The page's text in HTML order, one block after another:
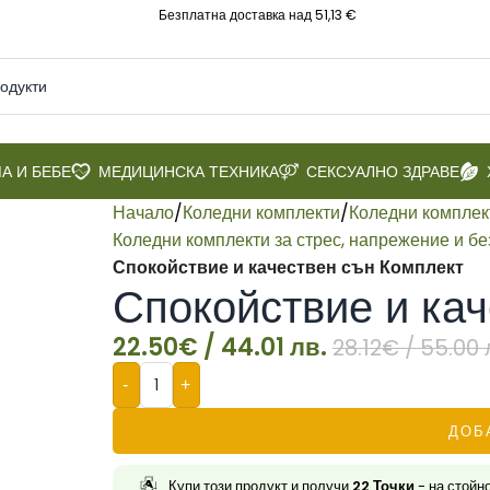
Безплатна доставка над 51,13 €
И БЕБЕ МЕДИЦИНСКА ТЕХНИКА СЕКСУАЛНО ЗДРАВЕ
Начало/Коледни комплекти/Коледни
Коледни комплекти за стрес, напрежение и
Спокойствие и качествен сън Комплект
Спокойствие и
22.50€ / 44.01 лв.28.12€/ 55.00
- +